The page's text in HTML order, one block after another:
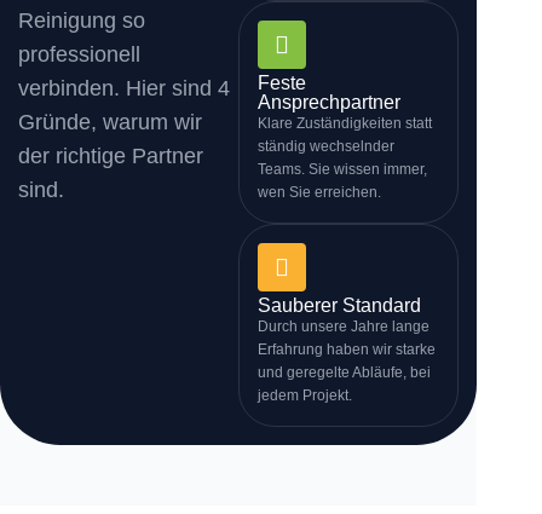
Reinigung so
professionell
verbinden. Hier sind 4
Gründe, warum wir
der richtige Partner
sind.
Feste
Ansprechpartner
Klare Zuständigkeiten statt
ständig wechselnder
Teams. Sie wissen immer,
wen Sie erreichen.
Sauberer Standard
Durch unsere Jahre lange
Erfahrung haben wir starke
und geregelte Abläufe, bei
jedem Projekt.